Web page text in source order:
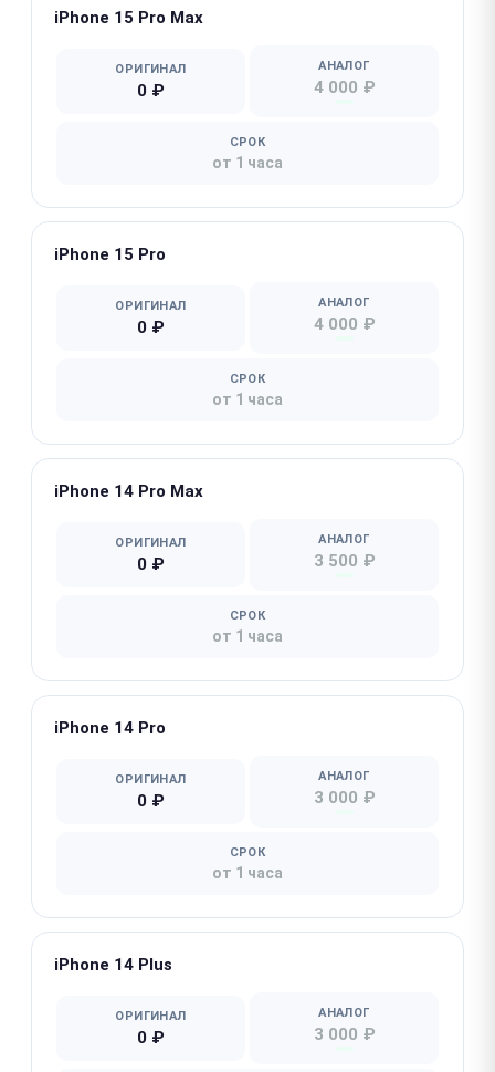
iPhone 15 Pro Max
ОРИГИНАЛ
0 ₽
АНАЛОГ
4 000 ₽
СРОК
от 1 часа
iPhone 15 Pro
ОРИГИНАЛ
0 ₽
АНАЛОГ
4 000 ₽
СРОК
от 1 часа
iPhone 14 Pro Max
ОРИГИНАЛ
0 ₽
АНАЛОГ
3 500 ₽
СРОК
от 1 часа
iPhone 14 Pro
ОРИГИНАЛ
0 ₽
АНАЛОГ
3 000 ₽
СРОК
от 1 часа
iPhone 14 Plus
ОРИГИНАЛ
0 ₽
АНАЛОГ
3 000 ₽